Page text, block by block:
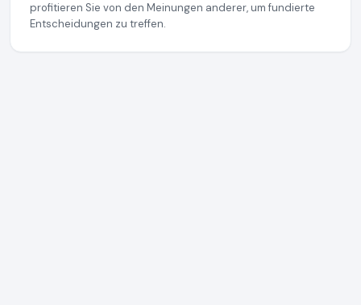
profitieren Sie von den Meinungen anderer, um fundierte
Entscheidungen zu treffen.